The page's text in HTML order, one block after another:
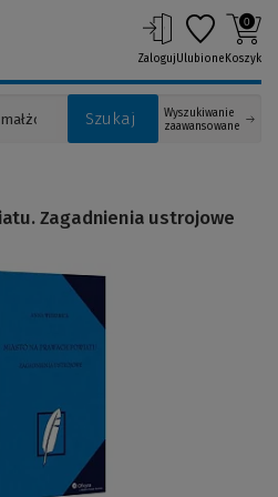
Szukaj
Wyszukiwanie
zaawansowane
ZalogujUlubione
0
Koszyk
Zagadnienia ustrojowe